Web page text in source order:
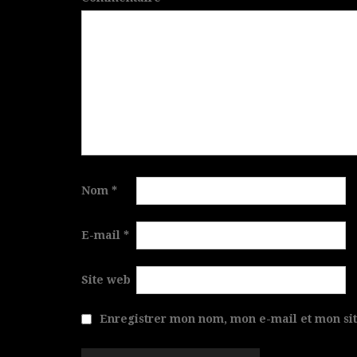
Nom *
E-mail *
Site web
Enregistrer mon nom, mon e-mail et mon